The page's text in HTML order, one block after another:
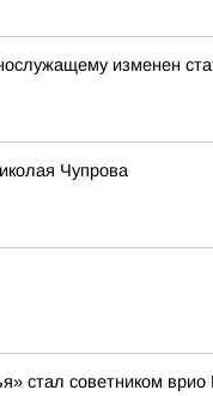
изменен
Чупрова
стал советником врио